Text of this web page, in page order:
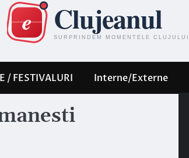
/ FESTIVALURI Interne/Externe